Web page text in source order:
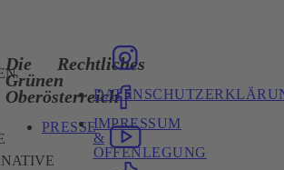
Die
Grünen
Oberösterreich
PRESSE
Rechtliches
IMPRESSUM
&
OFFENLEGUNG